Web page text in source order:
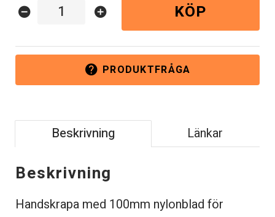
help PRODUKTFRÅGA
remove_circle add_circle KÖP
Beskrivning Länkar
Beskrivning
Handskrapa med 100mm nylonblad för